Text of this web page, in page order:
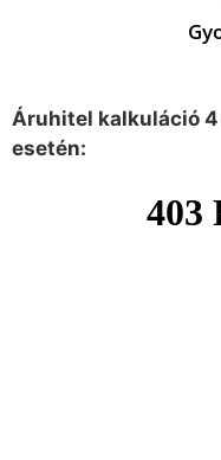
Áruhitel kalkuláció
esetén: